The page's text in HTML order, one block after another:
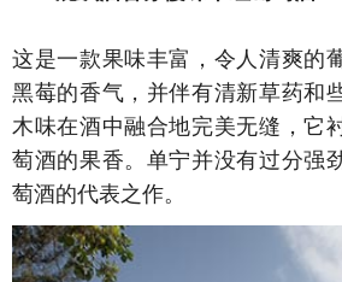
这是一款果味丰富，令人清爽的
黑莓的香气，并伴有清新草药和
木味在酒中融合地完美无缝，它
萄酒的果香。单宁并没有过分强
萄酒的代表之作。